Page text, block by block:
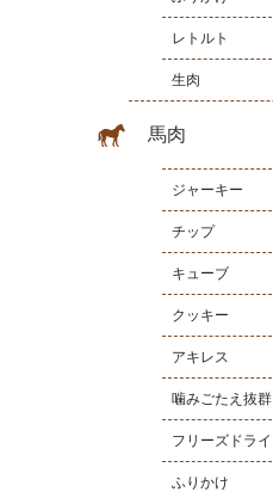
レトルト
生肉
馬肉
ジャーキー
チップ
キューブ
クッキー
アキレス
噛みごたえ抜群
フリーズドライ
ふりかけ